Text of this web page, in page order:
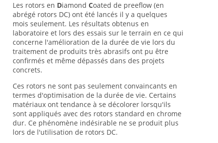
Les rotors en DiamondCoated de preeflow (en
abrégé rotors DC) ont été lancés il y a quelques
mois seulement. Les résultats obtenus en
laboratoire et lors des essais sur le terrain en ce qui
concerne l'amélioration de la durée de vie lors du
traitement de produits très abrasifs ont pu être
confirmés et même dépassés dans des projets
concrets.
Ces rotors ne sont pas seulement convaincants en
termes d'optimisation de la durée de vie. Certains
matériaux ont tendance à se décolorer lorsqu'ils
sont appliqués avec des rotors standard en chrome
dur. Ce phénomène indésirable ne se produit plus
lors de l'utilisation de rotors DC.